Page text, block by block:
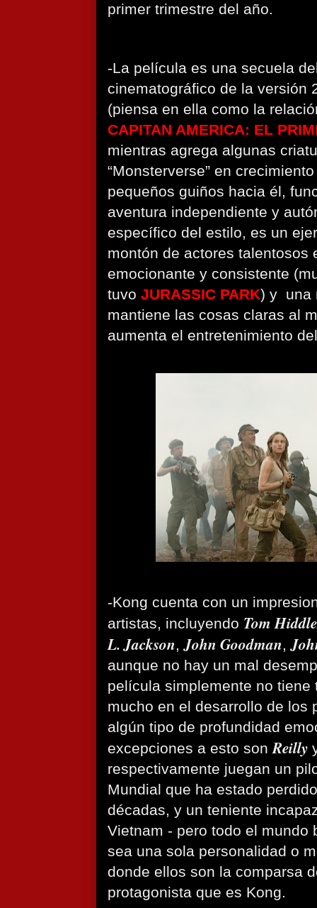
primer trimestre del año.
-La película es una secuela
cinematográfico de la versión
(piensa en ella como la
CAPITAN AMERICA: EL
mientras agrega algunas
“Monsterverse” en
pequeños guiños hacia él,
aventura independiente y
específico del estilo, es un
montón de actores talentosos
emocionante y consistente
tuvo JURASSIC PARK) y una
mantiene las cosas claras al
aumenta el entretenimiento
-Kong cuenta con un
artistas, incluyendo Tom
L. Jackson,John Goodman,
aunque no hay un mal
película simplemente no
mucho en el desarrollo de los
algún tipo de profundidad
excepciones a esto sonReilly
respectivamente juegan un
Mundial que ha estado
décadas, y un teniente
Vietnam - pero todo el mundo
sea una sola personalidad o
donde ellos son la comparsa
protagonista que es Kong.